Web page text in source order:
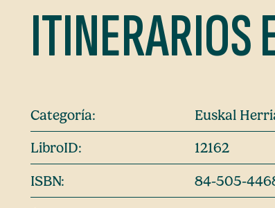
ITINERARIOS
Categoría:
Euskal
LibroID:
12162
ISBN:
84-505-